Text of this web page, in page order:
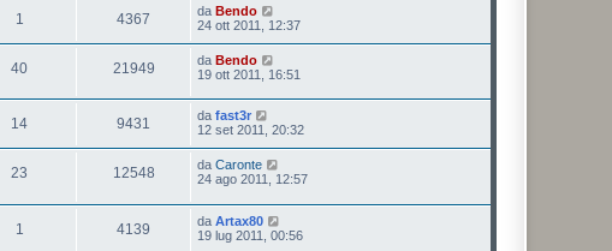
1 4367 da Bendo
24 ott 2011, 12:37
40 21949 da Bendo
19 ott 2011, 16:51
14 9431 da fast3r
12 set 2011, 20:32
23 12548 da Caronte
24 ago 2011, 12:57
1 4139 da Artax80
19 lug 2011, 00:56